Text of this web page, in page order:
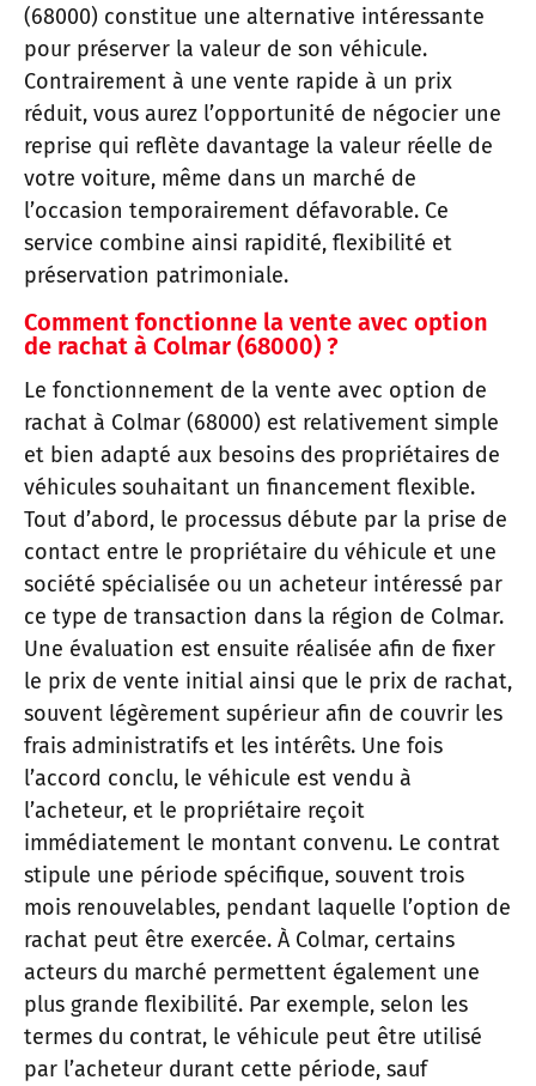
(68000) constitue une alternative intéressante
pour préserver la valeur de son véhicule.
Contrairement à une vente rapide à un prix
réduit, vous aurez l’opportunité de négocier une
reprise qui reflète davantage la valeur réelle de
votre voiture, même dans un marché de
l’occasion temporairement défavorable. Ce
service combine ainsi rapidité, flexibilité et
préservation patrimoniale.
Comment fonctionne la vente avec option
de rachat à Colmar (68000) ?
Le fonctionnement de la vente avec option de
rachat à Colmar (68000) est relativement simple
et bien adapté aux besoins des propriétaires de
véhicules souhaitant un financement flexible.
Tout d’abord, le processus débute par la prise de
contact entre le propriétaire du véhicule et une
société spécialisée ou un acheteur intéressé par
ce type de transaction dans la région de Colmar.
Une évaluation est ensuite réalisée afin de fixer
le prix de vente initial ainsi que le prix de rachat,
souvent légèrement supérieur afin de couvrir les
frais administratifs et les intérêts. Une fois
l’accord conclu, le véhicule est vendu à
l’acheteur, et le propriétaire reçoit
immédiatement le montant convenu. Le contrat
stipule une période spécifique, souvent trois
mois renouvelables, pendant laquelle l’option de
rachat peut être exercée. À Colmar, certains
acteurs du marché permettent également une
plus grande flexibilité. Par exemple, selon les
termes du contrat, le véhicule peut être utilisé
par l’acheteur durant cette période, sauf